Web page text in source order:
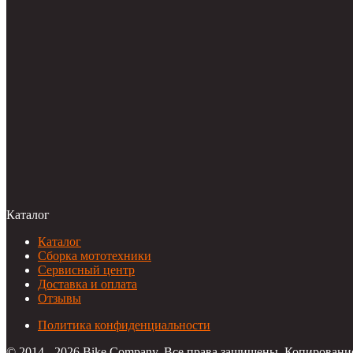
Каталог
Каталог
Сборка мототехники
Сервисный центр
Доставка и оплата
Отзывы
Политика конфиденциальности